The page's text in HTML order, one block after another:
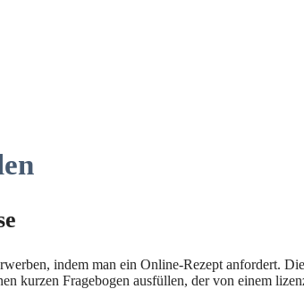
indem man ein Online-Rezept anfordert.
kurzen Fragebogen ausfüllen, der von einem